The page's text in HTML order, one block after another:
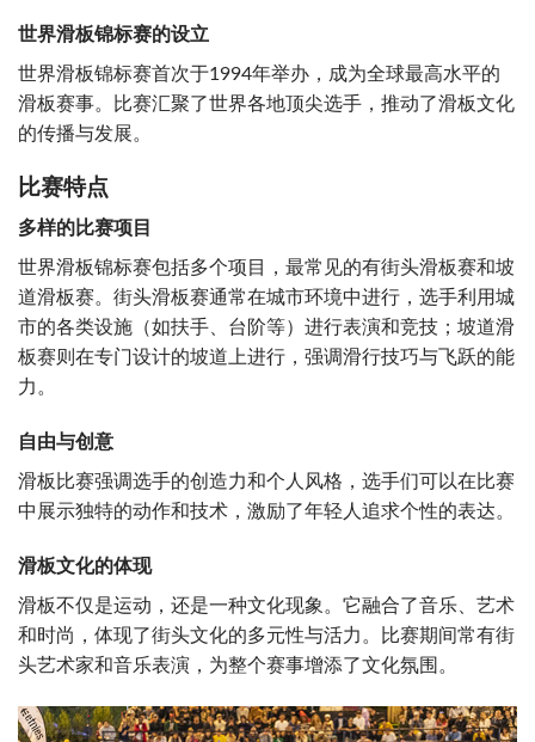
世界滑板锦标赛的设立
世界滑板锦标赛首次于1994年举办，成为全球最高水平的
滑板赛事。比赛汇聚了世界各地顶尖选手，推动了滑板文化
的传播与发展。
比赛特点
多样的比赛项目
世界滑板锦标赛包括多个项目，最常见的有街头滑板赛和坡
道滑板赛。街头滑板赛通常在城市环境中进行，选手利用城
市的各类设施（如扶手、台阶等）进行表演和竞技；坡道滑
板赛则在专门设计的坡道上进行，强调滑行技巧与飞跃的能
力。
自由与创意
滑板比赛强调选手的创造力和个人风格，选手们可以在比赛
中展示独特的动作和技术，激励了年轻人追求个性的表达。
滑板文化的体现
滑板不仅是运动，还是一种文化现象。它融合了音乐、艺术
和时尚，体现了街头文化的多元性与活力。比赛期间常有街
头艺术家和音乐表演，为整个赛事增添了文化氛围。